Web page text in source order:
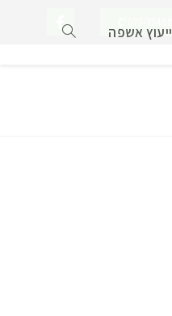
ייעוץ אשפה